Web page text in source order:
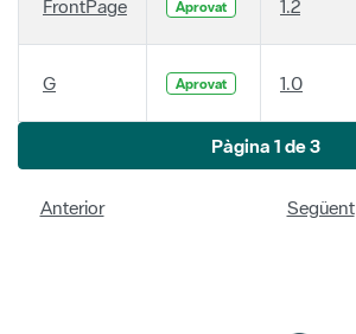
FrontPage Aprovat 1.2
G Aprovat 1.0
Pàgina 1 de 3
Anterior Següent